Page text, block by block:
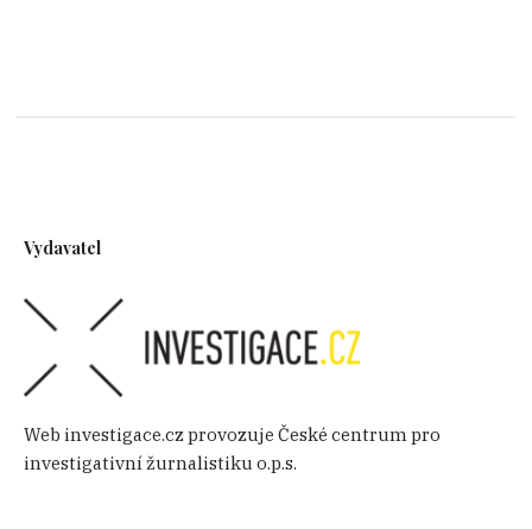
Vydavatel
Web investigace.cz provozuje České centrum pro
investigativní žurnalistiku o.p.s.